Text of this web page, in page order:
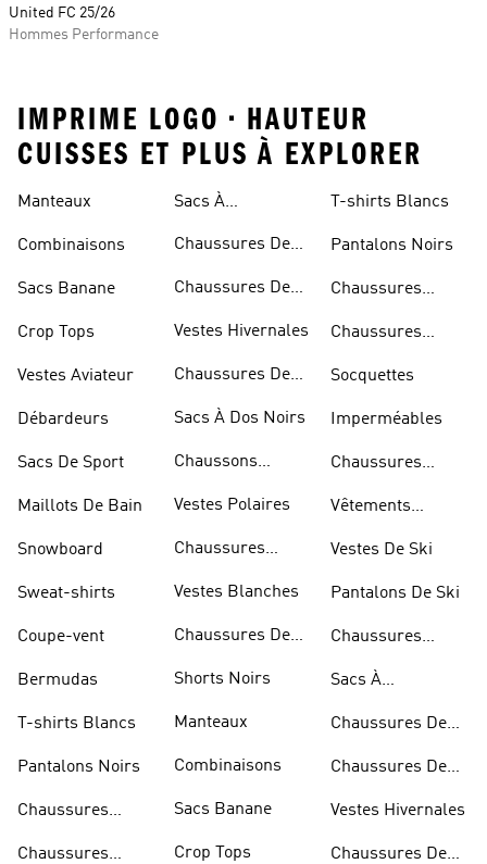
United FC 25/26
Hommes Performance
IMPRIME LOGO • HAUTEUR
CUISSES ET PLUS À EXPLORER
Manteaux
Combinaisons
Sacs Banane
Crop Tops
Vestes Aviateur
Débardeurs
Sacs De Sport
Maillots De Bain
Snowboard
Sweat-shirts
Coupe-vent
Bermudas
T-shirts Blancs
Pantalons Noirs
Chaussures
Chaussures
Sacs À
Chaussures De
Chaussures De
Vestes Hivernales
Chaussures De
Sacs À Dos Noirs
Chaussons
Vestes Polaires
Chaussures
Vestes Blanches
Chaussures De
Shorts Noirs
Manteaux
Combinaisons
Sacs Banane
Crop Tops
T-shirts Blancs
Pantalons Noirs
Chaussures
Chaussures
Socquettes
Imperméables
Chaussures
Vêtements
Vestes De Ski
Pantalons De Ski
Chaussures
Sacs À
Chaussures De
Chaussures De
Vestes Hivernales
Chaussures De